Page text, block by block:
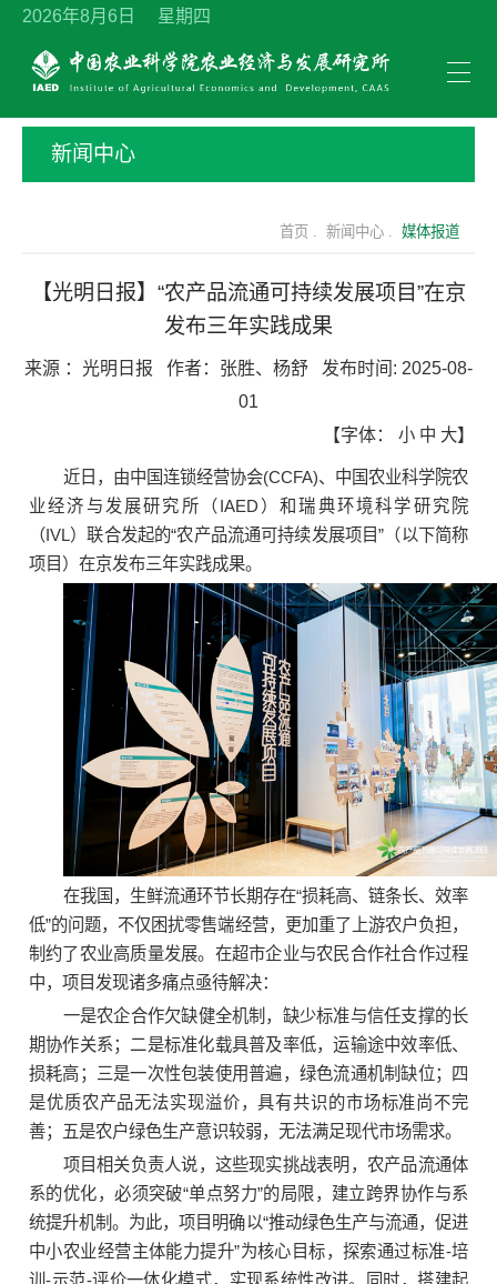
2026年8月6日 星期四
新闻中心
首页 . 新闻中心 . 媒体报道
【光明日报】“农产品流通可持续发展项目”在京
发布三年实践成果
来源 ： 光明日报 作者： 张胜、杨舒 发布时间: 2025-08-
01
【字体： 小 中 大】
近日，由中国连锁经营协会(CCFA)、中国农业科学院农
业经济与发展研究所
（IAED）和瑞典环境科学研究院
（IVL）联合发起的“农产品流通可持续发展项目”（以下简称
项目）在京发布三年实践成果。
在我国，生鲜流通环节长期存在“损耗高、链条长、效率
低”的问题，不仅困扰零售端经营，更加重了上游农户负担，
制约了农业高质量发展。在超市企业与农民合作社合作过程
中，项目发现诸多痛点亟待解决：
一是农企合作欠缺健全机制，缺少标准与信任支撑的长
期协作关系；二是标准化载具普及率低，运输途中效率低、
损耗高；三是一次性包装使用普遍，绿色流通机制缺位；四
是优质农产品无法实现溢价，具有共识的市场标准尚不完
善；五是农户绿色生产意识较弱，无法满足现代市场需求。
项目相关负责人说，这些现实挑战表明，农产品流通体
系的优化，必须突破“单点努力”的局限，建立跨界协作与系
统提升机制。为此，项目明确以“推动绿色生产与流通，促进
中小农业经营主体能力提升”为核心目标，探索通过标准-培
训-示范-评价一体化模式，实现系统性改进。同时，搭建起